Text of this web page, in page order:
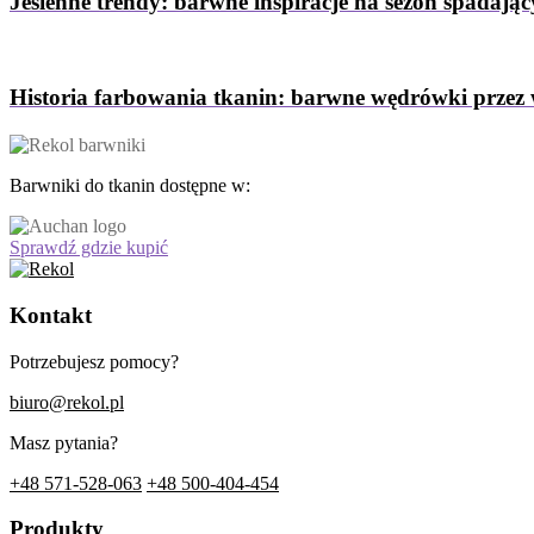
Historia farbowania tkanin: barwne wędrówki przez
Barwniki do tkanin dostępne w:
Sprawdź gdzie kupić
Kontakt
Potrzebujesz pomocy?
biuro@rekol.pl
Masz pytania?
+48 571-528-063 +48 500-404-454